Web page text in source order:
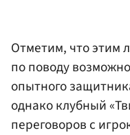
Отметим, что этим
по поводу
опытного
однако клубный
переговоров с